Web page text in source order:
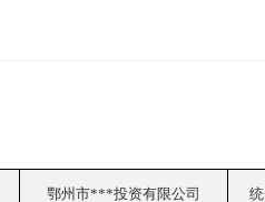
鄂州市***投资有限公司